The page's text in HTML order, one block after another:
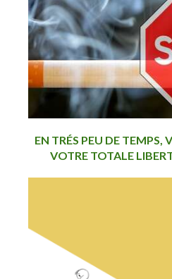
EN TRÉS PEU DE TEMPS,
VOTRE TOTALE